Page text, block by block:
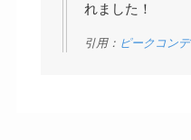
れました！
引用： ピークコン